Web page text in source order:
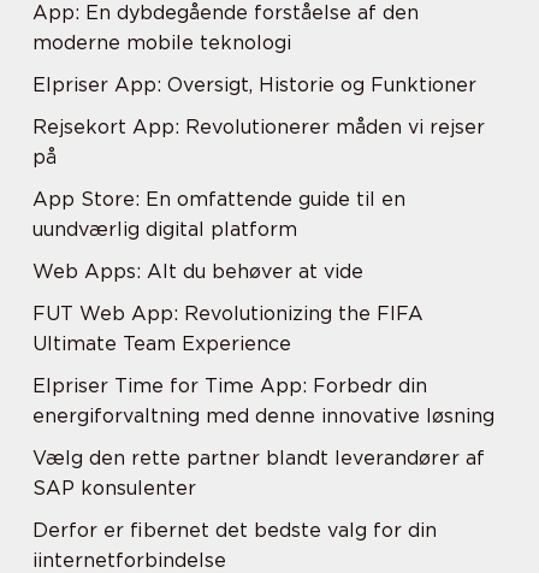
App: En dybdegående forståelse af den
moderne mobile teknologi
Elpriser App: Oversigt, Historie og Funktioner
Rejsekort App: Revolutionerer måden vi rejser
på
App Store: En omfattende guide til en
uundværlig digital platform
Web Apps: Alt du behøver at vide
FUT Web App: Revolutionizing the FIFA
Ultimate Team Experience
Elpriser Time for Time App: Forbedr din
energiforvaltning med denne innovative løsning
Vælg den rette partner blandt leverandører af
SAP konsulenter
Derfor er fibernet det bedste valg for din
iinternetforbindelse